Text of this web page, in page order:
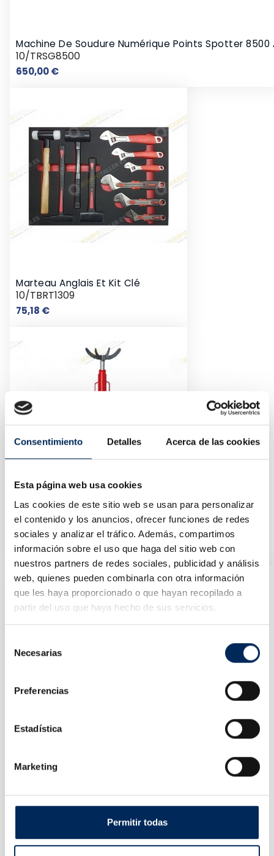
Consentimiento Detalles Acerca de las cookies
Esta página web usa cookies
Las cookies de este sitio web se usan para personalizar
el contenido y los anuncios, ofrecer funciones de redes
sociales y analizar el tráfico. Además, compartimos
información sobre el uso que haga del sitio web con
nuestros partners de redes sociales, publicidad y análisis
web, quienes pueden combinarla con otra información
que les haya proporcionado o que hayan recopilado a
partir del uso que haya hecho de sus servicios.
Necesarias
Preferencias
Estadística
Marketing
Permitir todas
Machine De Soudure Numérique Points Spotter 8500
10/TRSG8500
650,00 €Prix
Marteau Anglais Et Kit Clé
10/TBRT1309
75,18 €Prix
Cric Pour Transmission 1,5 Tonnes
10/TEL15011
250,04 €Prix
Paire De Chandelles À Crémaillère Fixe Avec Cliquet